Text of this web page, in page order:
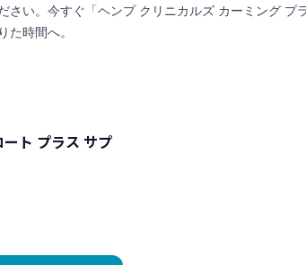
い。今すぐ「ヘンプ クリニカルズ カーミング
時間へ。
ト プラス サプ